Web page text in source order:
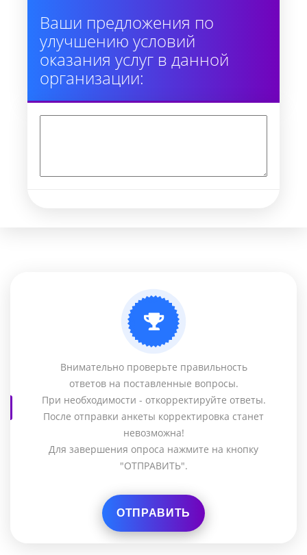
Ваши предложения по
улучшению условий
оказания услуг в данной
организации:
Внимательно проверьте правильность
ответов на поставленные вопросы.
При необходимости - откорректируйте ответы.
После отправки анкеты корректировка станет
невозможна!
Для завершения опроса нажмите на кнопку
"ОТПРАВИТЬ".